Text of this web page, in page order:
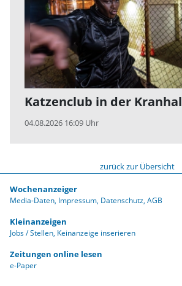
Katzenclub in der
04.08.2026 16:09 Uhr
zurück zur Übersicht
Wochenanzeiger
Media-Daten Impressum Datenschutz AGB
Kleinanzeigen
Jobs / Stellen Keinanzeige inserieren
Zeitungen online lesen
e-Paper